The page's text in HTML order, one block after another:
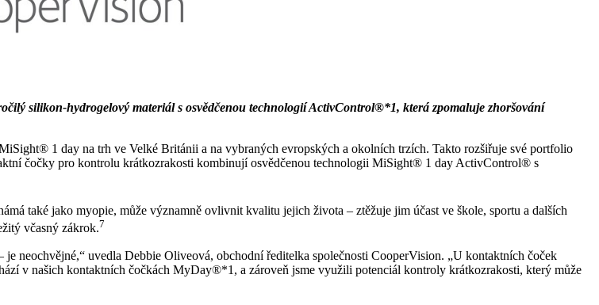
silikon-hydrogelový materiál s osvědčenou technologií ActivControl®*1, která zpomaluje zhoršování
1 day na trh ve Velké Británii a na vybraných evropských a okolních trzích. Takto rozšiřuje své portfolio
čočky pro kontrolu krátkozrakosti kombinují osvědčenou technologii MiSight® 1 day ActivControl® s
také jako myopie, může významně ovlivnit kvalitu jejich života – ztěžuje jim účast ve škole, sportu a dalších
včasný zákrok.7
neochvějné,“ uvedla Debbie Oliveová, obchodní ředitelka společnosti CooperVision. „U kontaktních čoček
v našich kontaktních čočkách MyDay®*1, a zároveň jsme využili potenciál kontroly krátkozrakosti, který může